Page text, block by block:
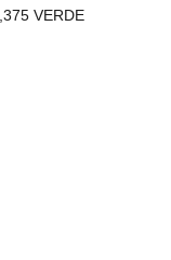
VERDE